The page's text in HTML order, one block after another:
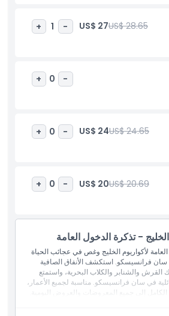
US$ 28.65
US$ 27
-
1
+
-
0
+
US$ 24.65
US$ 24
-
0
+
US$ 20.69
US$ 20
-
0
+
- تذكرة الدخول العامة
لأكواريوم الخليج وغص في عجائب الحياة
في رصيف ٣٩ في سان فرانسيسكو. استكشف الأنفاق الصافية
والشنابر والكلاب البحرية، واستمتع
في سان فرانسيسكو. مناسبة لجميع الأعمار،
إلى جميع المعروضات والعروض اليومية.